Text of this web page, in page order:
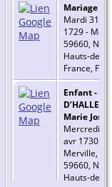
Mariage
Mardi 31
1729 -
59660,
Hauts-de-
France,
Enfant -
Marie
Mercredi 26
avr 1730 -
Merville,
59660,
Hauts-de-